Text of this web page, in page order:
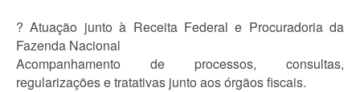
? Atuação junto à Receita Federal e Procuradoria da
Fazenda Nacional
Acompanhamento de processos, consultas,
regularizações e tratativas junto aos órgãos fiscais.